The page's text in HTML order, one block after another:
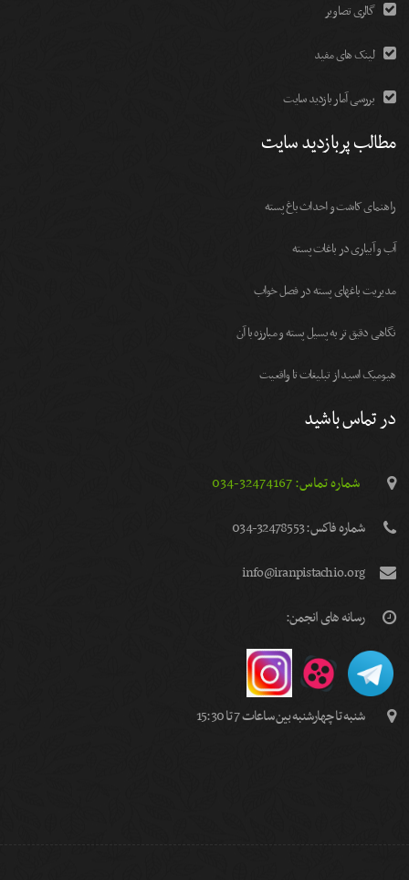
گالری تصاویر
لینک های مفید
بررسی آمار بازدید سایت
مطالب پربازدید سایت
راهنمای کاشت و احداث باغ پسته
آب و آبیاری در باغات پسته
مديريت باغهای پسته در فصل خواب
نگاهی دقیق تر به پسیل پسته و مبارزه با آن
هیومیک اسید از تبلیغات تا واقعیت
در تماس باشید
شماره تماس: 32474167-034
شماره فاكس: 32478553-034
info@iranpistachio.org
رسانه های انجمن:
شنبه تا چهارشنبه بین ساعات 7 تا 15:30